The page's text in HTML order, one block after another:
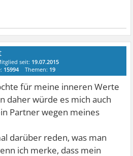
seit: 19.07.2015
15994 Themen: 19
für meine inneren Werte
daher würde es mich auch
Partner wegen meines
darüber reden, was man
ich merke, dass mein